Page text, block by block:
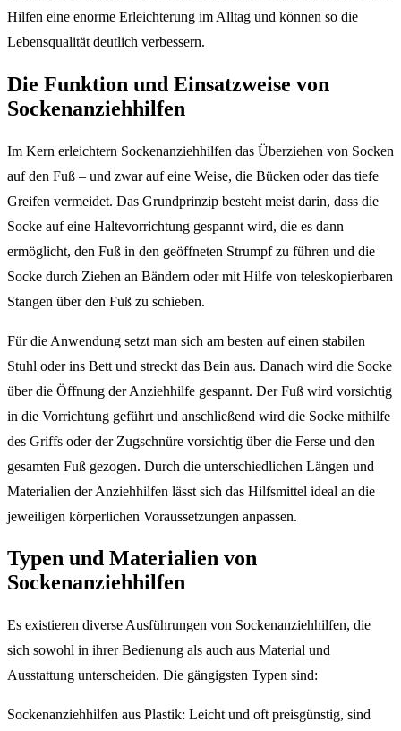
Hilfen eine enorme Erleichterung im Alltag und können so die
Lebensqualität deutlich verbessern.
Die Funktion und Einsatzweise von
Sockenanziehhilfen
Im Kern erleichtern Sockenanziehhilfen das Überziehen von Socken
auf den Fuß – und zwar auf eine Weise, die Bücken oder das tiefe
Greifen vermeidet. Das Grundprinzip besteht meist darin, dass die
Socke auf eine Haltevorrichtung gespannt wird, die es dann
ermöglicht, den Fuß in den geöffneten Strumpf zu führen und die
Socke durch Ziehen an Bändern oder mit Hilfe von teleskopierbaren
Stangen über den Fuß zu schieben.
Für die Anwendung setzt man sich am besten auf einen stabilen
Stuhl oder ins Bett und streckt das Bein aus. Danach wird die Socke
über die Öffnung der Anziehhilfe gespannt. Der Fuß wird vorsichtig
in die Vorrichtung geführt und anschließend wird die Socke mithilfe
des Griffs oder der Zugschnüre vorsichtig über die Ferse und den
gesamten Fuß gezogen. Durch die unterschiedlichen Längen und
Materialien der Anziehhilfen lässt sich das Hilfsmittel ideal an die
jeweiligen körperlichen Voraussetzungen anpassen.
Typen und Materialien von
Sockenanziehhilfen
Es existieren diverse Ausführungen von Sockenanziehhilfen, die
sich sowohl in ihrer Bedienung als auch aus Material und
Ausstattung unterscheiden. Die gängigsten Typen sind:
Sockenanziehhilfen aus Plastik: Leicht und oft preisgünstig, sind